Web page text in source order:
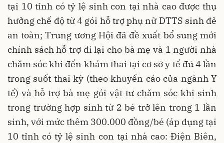
tại 10 tỉnh có tỷ lệ sinh con tại nhà cao được thụ
hưởng chế độ từ 4 gói hỗ trợ phụ nữ DTTS sinh đẻ
an toàn; Trung ương Hội đã đề xuất bổ sung mới
chính sách hỗ trợ đi lại cho bà mẹ và 1 người nhà
chăm sóc khi đến khám thai tại cơ sở y tế đủ 4 lần
trong suốt thai kỳ (theo khuyến cáo của ngành Y
tế) và hỗ trợ bà mẹ gói vật tư chăm sóc khi sinh
trong trường hợp sinh từ 2 bé trở lên trong 1 lần
sinh, với mức thêm 300.000 đồng/bé (áp dụng tại
10 tỉnh có tỷ lệ sinh con tại nhà cao: Điện Biên,